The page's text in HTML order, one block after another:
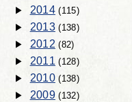
2014(115)
2013(138)
2012 (82)
2011(128)
2010(138)
2009(132)